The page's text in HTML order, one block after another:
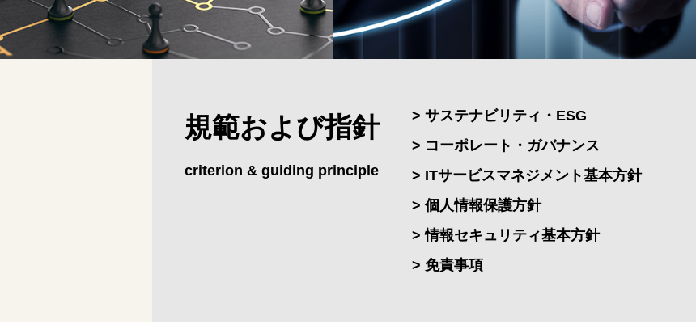
規範および指針
criterion & guiding principle
> サステナビリティ・ESG
> コーポレート・ガバナンス
> ITサービスマネジメント基本方針
> 個人情報保護方針
> 情報セキュリティ基本方針
> 免責事項